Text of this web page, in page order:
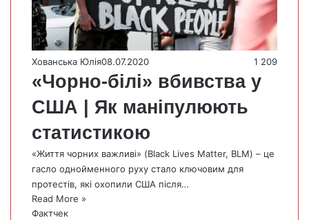
Хованська Юлія08.07.2020 1 209
«Чорно-білі» вбивства у
США | Як маніпулюють
статистикою
«Життя чорних важливі» (Black Lives Matter, BLM) – це
гасло однойменного руху стало ключовим для
протестів, які охопили США після…
Read More »
Фактчек